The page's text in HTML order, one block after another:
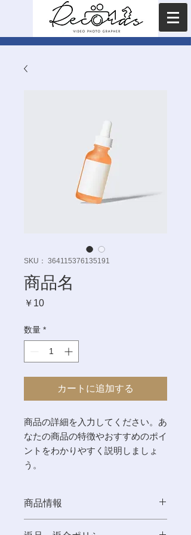
SKU： 364115376135191
商品名
￥10価
数量 *
カートに追加する
商品の詳細を入力してください。あ
なたの商品の特徴やおすすめのポイ
ントをわかりやすく説明しましょ
う。
商品情報